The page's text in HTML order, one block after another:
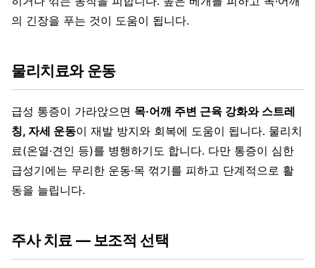
의 긴장을 푸는 것이 도움이 됩니다.
물리치료와 운동
급성 통증이 가라앉으면 목·어깨 주변 근육 강화와 스트레
칭, 자세 운동이 재발 방지와 회복에 도움이 됩니다. 물리치
료(온열·견인 등)를 병행하기도 합니다. 다만 통증이 심한
급성기에는 무리한 운동·목 꺾기를 피하고 단계적으로 활
동을 늘립니다.
주사 치료 — 보조적 선택